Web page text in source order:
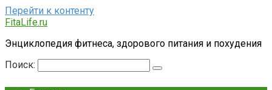
Перейти к контенту
FitaLife.ru
Энциклопедия фитнеса, здорового питания и похудения
Поиск: